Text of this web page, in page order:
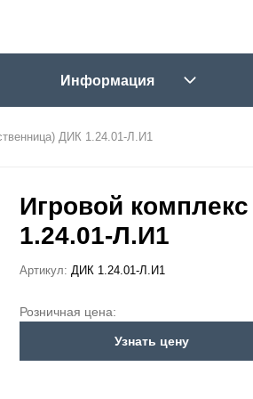
Информация
ДИК 1.24.01-Л.И1
Игровой
1.24.01-Л.И1
Артикул: ДИК 1.24.01-Л.И1
Розничная цена:
Узнать цену